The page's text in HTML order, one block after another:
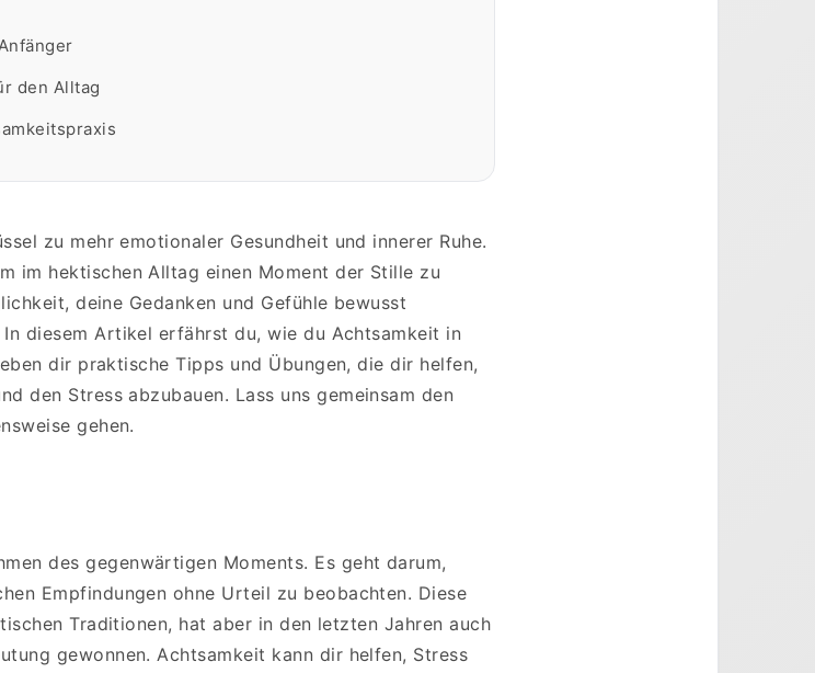
den Alltag
zu mehr emotionaler Gesundheit und innerer Ruhe.
im hektischen Alltag einen Moment der Stille zu
deine Gedanken und Gefühle bewusst
diesem Artikel erfährst du, wie du Achtsamkeit in
dir praktische Tipps und Übungen, die dir helfen,
den Stress abzubauen. Lass uns gemeinsam den
gehen.
des gegenwärtigen Moments. Es geht darum,
Empfindungen ohne Urteil zu beobachten. Diese
Traditionen, hat aber in den letzten Jahren auch
gewonnen. Achtsamkeit kann dir helfen, Stress